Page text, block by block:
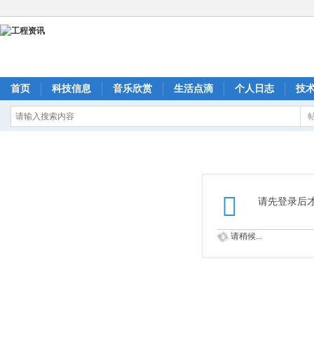
首页 科技信息 音乐欣赏 生活点滴 个人日志 技
请先登录后
请稍候...